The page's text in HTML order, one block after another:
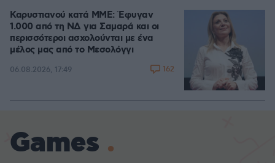
Καρυστιανού κατά ΜΜΕ: Έφυγαν
1.000 από τη ΝΔ για Σαμαρά και οι
περισσότεροι ασχολούνται με ένα
μέλος μας από το Μεσολόγγι
06.08.2026, 17:49 162
Games